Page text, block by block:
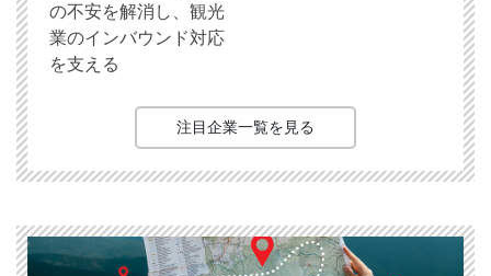
の不安を解消し、観光
業のインバウンド対応
を支える
注目企業一覧を見る